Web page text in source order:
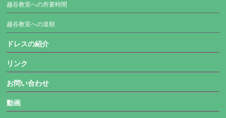
越谷教室への所要時間
越谷教室への道順
ドレスの紹介
リンク
お問い合わせ
動画